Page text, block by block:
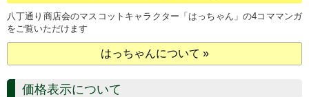
八丁通り商店会のマスコットキャラクター「はっちゃん」の4コママンガ
をご覧いただけます
はっちゃんについて »
価格表示について